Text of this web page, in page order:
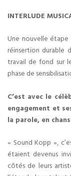
INTERLUDE
Une nouvelle
réinsertion durable
travail de fond sur
phase de
C’est avec le
engagement et
la parole, en
« Sound Kopp »,
étaient devenus
côtés de leurs